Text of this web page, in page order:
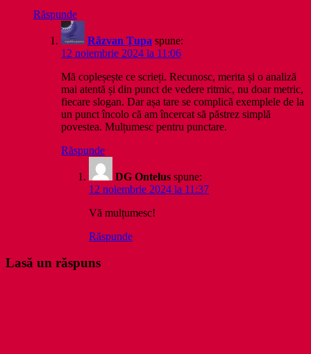
Răspunde
Răzvan Țupa spune:
12 noiembrie 2024 la 11:06
Mă copleșește ce scrieți. Recunosc, merita și o analiză
mai atentă și din punct de vedere ritmic, nu doar metric,
fiecare slogan. Dar așa tare se complică exemplele de la
un punct încolo că am încercat să păstrez simplă
povestea. Mulțumesc pentru punctare.
Răspunde
DG Ontelus spune:
12 noiembrie 2024 la 11:37
Vă mulțumesc!
Răspunde
Lasă un răspuns